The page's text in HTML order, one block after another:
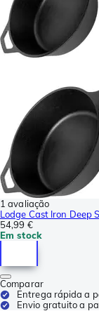
1 avaliação
Lodge Cast Iron Deep
54,99 €
Em stock
Comparar
Entrega rápida a
Envio gratuito a